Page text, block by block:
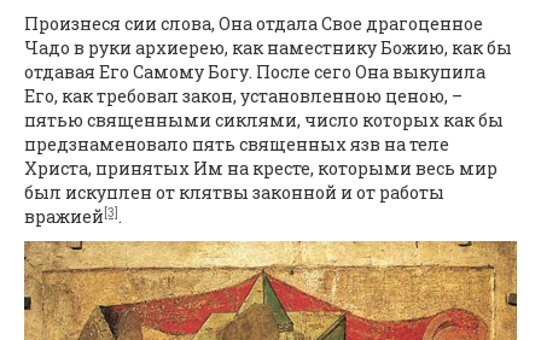
Произнеся сии слова, Она отдала Свое драгоценное
Чадо в руки архиерею, как наместнику Божию, как бы
отдавая Его Самому Богу. После сего Она выкупила
Его, как требовал закон, установленною ценою, –
пятью священными сиклями, число которых как бы
предзнаменовало пять священных язв на теле
Христа, принятых Им на кресте, которыми весь мир
был искуплен от клятвы законной и от работы
вражией[3].